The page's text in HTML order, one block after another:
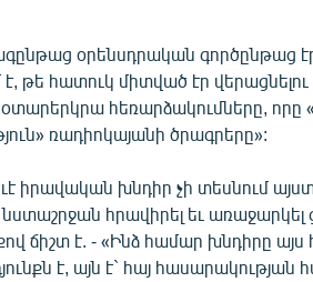
օրենսդրական գործընթաց
թե հատուկ միտված էր վերացնելու
հեռարձակումները, որը
ռադիոկայանի ծրագրերը»:
իրավական խնդիր չի տեսնում
հրավիրել եւ
ճիշտ է. - «Ինձ համար խնդիրը այս
է, այն է` հայ